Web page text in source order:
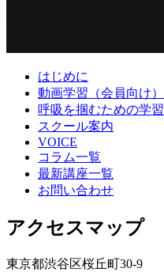
はじめに
動画学習（会員向け）
呼吸を掴むための学習
スクール案内
VOICE
コラム一覧
最新講座一覧
お問い合わせ
アクセスマップ
東京都渋谷区桜丘町30-9